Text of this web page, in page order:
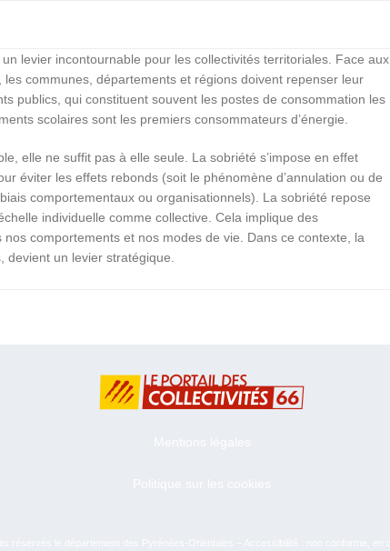
levier incontournable pour les collectivités territoriales. Face aux
communes, départements et régions doivent repenser leur
publics, qui constituent souvent les postes de consommation les
scolaires sont les premiers consommateurs d’énergie.
elle ne suffit pas à elle seule. La sobriété s’impose en effet
éviter les effets rebonds (soit le phénomène d’annulation ou de
comportementaux ou organisationnels). La sobriété repose
individuelle comme collective. Cela implique des
comportements et nos modes de vie. Dans ce contexte, la
un levier stratégique.